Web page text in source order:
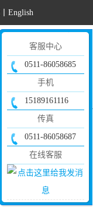
English
客服中心
0511-86058685
手机
15189161116
传真
0511-86058687
在线客服